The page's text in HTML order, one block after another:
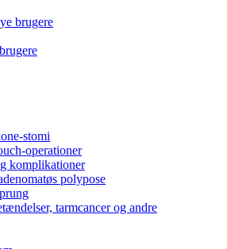
brugere
stomi
operationer
komplikationer
polypose
tarmcancer og andre